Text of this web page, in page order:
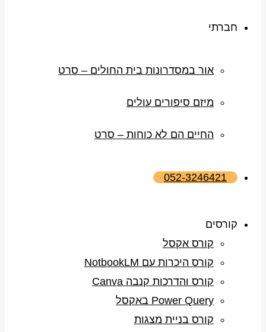
חברתי
אור במסדרונות בית החולים – סרט
מיזם סיפורים עולים
החיים הם לא כוחות – סרט
052-3246421
קורסים
קורס אקסל
קורס היכרות עם NotbookLM
קורס והדרכות קנבה Canva
Power Query באקסל
קורס בניית מצגות